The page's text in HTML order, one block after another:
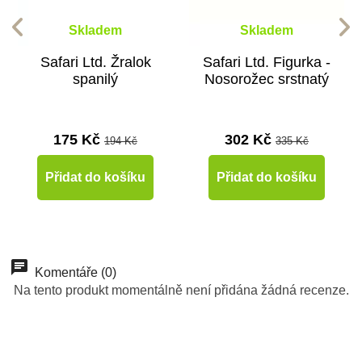
Skladem
Safari Ltd. Žralok
spanilý
175 Kč 194 Kč
Přidat do košíku
Skladem
Safari Ltd. Figurka -
Nosorožec srstnatý
302 Kč 335 Kč
Přidat do košíku
Do školy
Do školy
Do školy
Do školy
Komentáře (0)
Na tento produkt momentálně není přidána žádná recenze.